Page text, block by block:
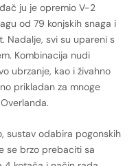
ju je opremio V-2
od 79 konjskih snaga i
svi su upareni s
Kombinacija nudi
ubrzanje, kao i živahno
prikladan za mnoge
sustav odabira pogonskih
se brzo prebaciti sa